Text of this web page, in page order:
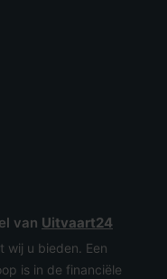
van Uitvaart24
wij u bieden. Een
is in de financiële